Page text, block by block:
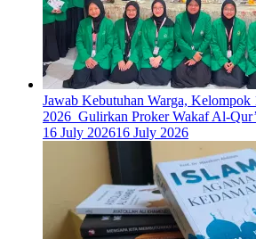
Jawab Kebutuhan Warga,
2026 Gulirkan Proker Wakaf Al-
16 July 202616 July 2026